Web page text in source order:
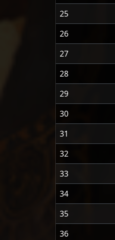
25
26
27
28
29
30
31
32
33
34
35
36